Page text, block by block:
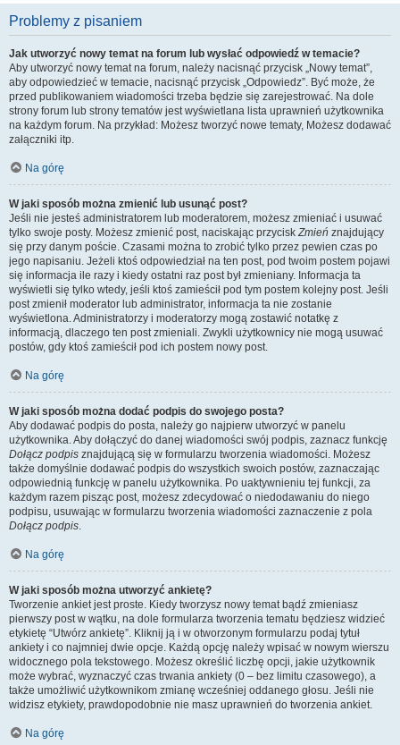
Problemy z pisaniem
Jak utworzyć nowy temat na forum lub wysłać odpowiedź w temacie?
Aby utworzyć nowy temat na forum, należy nacisnąć przycisk „Nowy temat”,
aby odpowiedzieć w temacie, nacisnąć przycisk „Odpowiedz”. Być może, że
przed publikowaniem wiadomości trzeba będzie się zarejestrować. Na dole
strony forum lub strony tematów jest wyświetlana lista uprawnień użytkownika
na każdym forum. Na przykład: Możesz tworzyć nowe tematy, Możesz dodawać
załączniki itp.
Na górę
W jaki sposób można zmienić lub usunąć post?
Jeśli nie jesteś administratorem lub moderatorem, możesz zmieniać i usuwać
tylko swoje posty. Możesz zmienić post, naciskając przyciskZmień znajdujący
się przy danym poście. Czasami można to zrobić tylko przez pewien czas po
jego napisaniu. Jeżeli ktoś odpowiedział na ten post, pod twoim postem pojawi
się informacja ile razy i kiedy ostatni raz post był zmieniany. Informacja ta
wyświetli się tylko wtedy, jeśli ktoś zamieścił pod tym postem kolejny post. Jeśli
post zmienił moderator lub administrator, informacja ta nie zostanie
wyświetlona. Administratorzy i moderatorzy mogą zostawić notatkę z
informacją, dlaczego ten post zmieniali. Zwykli użytkownicy nie mogą usuwać
postów, gdy ktoś zamieścił pod ich postem nowy post.
Na górę
W jaki sposób można dodać podpis do swojego posta?
Aby dodawać podpis do posta, należy go najpierw utworzyć w panelu
użytkownika. Aby dołączyć do danej wiadomości swój podpis, zaznacz funkcję
Dołącz podpis znajdującą się w formularzu tworzenia wiadomości. Możesz
także domyślnie dodawać podpis do wszystkich swoich postów, zaznaczając
odpowiednią funkcję w panelu użytkownika. Po uaktywnieniu tej funkcji, za
każdym razem pisząc post, możesz zdecydować o niedodawaniu do niego
podpisu, usuwając w formularzu tworzenia wiadomości zaznaczenie z pola
Dołącz podpis.
Na górę
W jaki sposób można utworzyć ankietę?
Tworzenie ankiet jest proste. Kiedy tworzysz nowy temat bądź zmieniasz
pierwszy post w wątku, na dole formularza tworzenia tematu będziesz widzieć
etykietę “Utwórz ankietę”. Kliknij ją i w otworzonym formularzu podaj tytuł
ankiety i co najmniej dwie opcje. Każdą opcję należy wpisać w nowym wierszu
widocznego pola tekstowego. Możesz określić liczbę opcji, jakie użytkownik
może wybrać, wyznaczyć czas trwania ankiety (0 – bez limitu czasowego), a
także umożliwić użytkownikom zmianę wcześniej oddanego głosu. Jeśli nie
widzisz etykiety, prawdopodobnie nie masz uprawnień do tworzenia ankiet.
Na górę